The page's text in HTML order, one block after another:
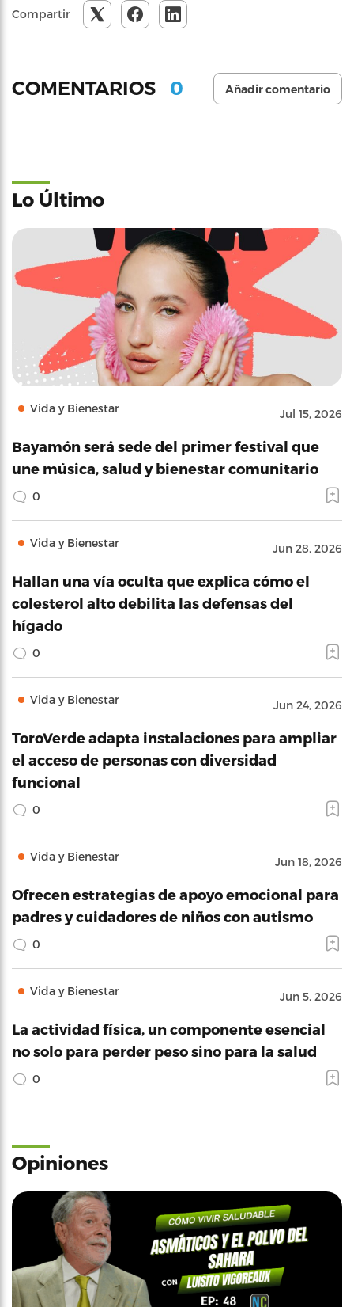
Compartir
COMENTARIOS 0 Añadir comentario
Lo Último
Vida y Bienestar Jul 15, 2026
Bayamón será sede del primer festival que
une música, salud y bienestar comunitario
0
Vida y Bienestar Jun 28, 2026
Hallan una vía oculta que explica cómo el
colesterol alto debilita las defensas del
hígado
0
Vida y Bienestar Jun 24, 2026
ToroVerde adapta instalaciones para ampliar
el acceso de personas con diversidad
funcional
0
Vida y Bienestar Jun 18, 2026
Ofrecen estrategias de apoyo emocional para
padres y cuidadores de niños con autismo
0
Vida y Bienestar Jun 5, 2026
La actividad física, un componente esencial
no solo para perder peso sino para la salud
0
Opiniones